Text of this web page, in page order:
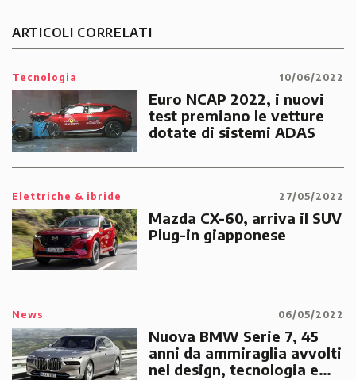
ARTICOLI CORRELATI
Tecnologia 10/06/2022
Euro NCAP 2022, i nuovi
test premiano le vetture
dotate di sistemi ADAS
Elettriche & ibride 27/05/2022
Mazda CX-60, arriva il SUV
Plug-in giapponese
News 06/05/2022
Nuova BMW Serie 7, 45
anni da ammiraglia avvolti
nel design, tecnologia e